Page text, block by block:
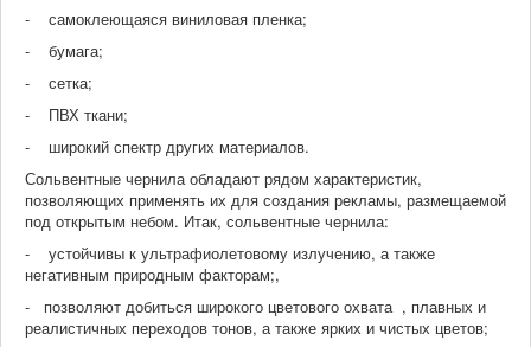
- самоклеющаяся виниловая пленка;
- бумага;
- сетка;
- ПВХ ткани;
- широкий спектр других материалов.
Сольвентные чернила обладают рядом характеристик,
позволяющих применять их для создания рекламы, размещаемой
под открытым небом. Итак, сольвентные чернила:
- устойчивы к ультрафиолетовому излучению, а также
негативным природным факторам;,
- позволяют добиться широкого цветового охвата , плавных и
реалистичных переходов тонов, а также ярких и чистых цветов;